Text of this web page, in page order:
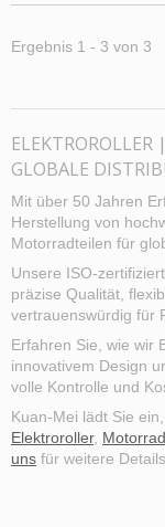
Ergebnis 1 - 3 von 3
GLOBALE
Mit über 50 Jahren
Herstellung von
Motorradteilen für
Unsere ISO-
präzise Qualität,
vertrauenswürdig für
Erfahren Sie, wie wir
innovativem Design
volle Kontrolle und
Kuan-Mei lädt Sie
Elektroroller,
uns für weitere